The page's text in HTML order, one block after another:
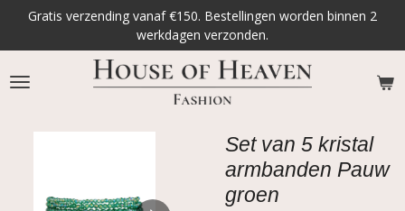
naar
de
hoofdinhoud
Gratis verzending vanaf €150. Bestellingen worden binnen 2
werkdagen verzonden.
Set van 5 kristal
armbanden Pauw
groen